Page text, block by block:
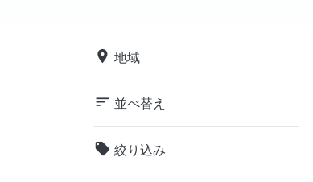
place 地域
sort 並べ替え
local_offer 絞り込み